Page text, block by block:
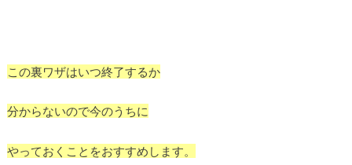
この裏ワザはいつ終了するか
分からないので今のうちに
やっておくことをおすすめします。